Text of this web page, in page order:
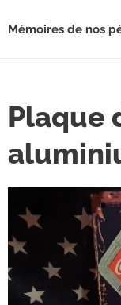
Mémoires de nos
Plaque